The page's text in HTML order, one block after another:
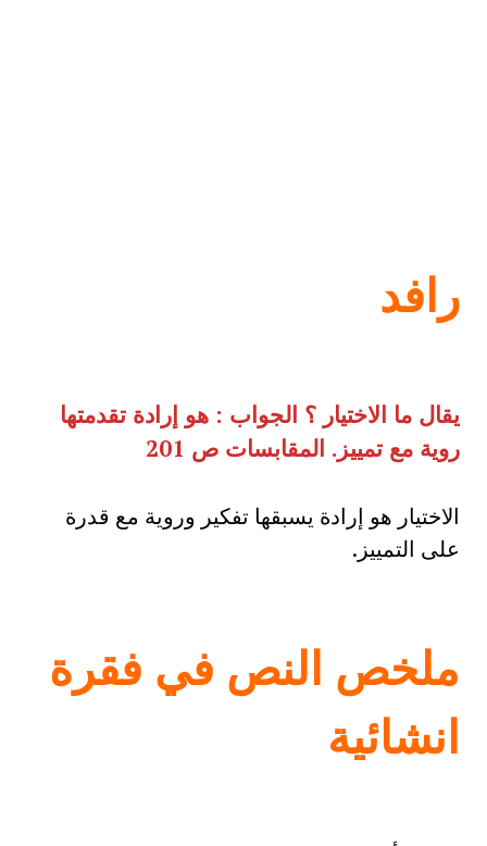
رافد
يقال ما الاختيار ؟ الجواب : هو إرادة تقدمتها
روية مع تمييز . المقابسات ص 201
الاختيار هو إرادة يسبقها تفكير وروية مع قدرة
على التمييز.
ملخص النص في فقرة
انشائية